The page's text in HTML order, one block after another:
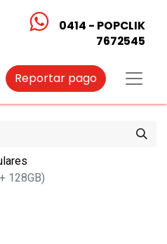
0414 - POPCLIK
7672545
Reportar pago
128GB)